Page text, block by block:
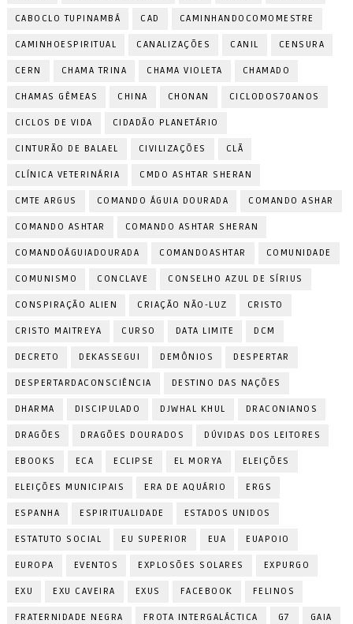
CABOCLO TUPINAMBÁ CAD CAMINHANDOCOMOMESTRE
CAMINHOESPIRITUAL CANALIZAÇÕES CANIL CENSURA
CERN CHAMA TRINA CHAMA VIOLETA CHAMADO
CHAMAS GÊMEAS CHINA CHONAN CICLODOS70ANOS
CICLOS DE VIDA CIDADÃO PLANETÁRIO
CINTURÃO DE BALAEL CIVILIZAÇÕES CLÃ
CLÍNICA VETERINÁRIA CMDO ASHTAR SHERAN
CMTE ARGUS COMANDO ÁGUIA DOURADA COMANDO ASHAR
COMANDO ASHTAR COMANDO ASHTAR SHERAN
COMANDOÁGUIADOURADA COMANDOASHTAR COMUNIDADE
COMUNISMO CONCLAVE CONSELHO AZUL DE SÍRIUS
CONSPIRAÇÃO ALIEN CRIAÇÃO NÃO-LUZ CRISTO
CRISTO MAITREYA CURSO DATA LIMITE DCM
DECRETO DEKASSEGUI DEMÔNIOS DESPERTAR
DESPERTARDACONSCIÊNCIA DESTINO DAS NAÇÕES
DHARMA DISCIPULADO DJWHAL KHUL DRACONIANOS
DRAGÕES DRAGÕES DOURADOS DÚVIDAS DOS LEITORES
EBOOKS ECA ECLIPSE EL MORYA ELEIÇÕES
ELEIÇÕES MUNICIPAIS ERA DE AQUÁRIO ERGS
ESPANHA ESPIRITUALIDADE ESTADOS UNIDOS
ESTATUTO SOCIAL EU SUPERIOR EUA EUAPOIO
EUROPA EVENTOS EXPLOSÕES SOLARES EXPURGO
EXU EXU CAVEIRA EXUS FACEBOOK FELINOS
FRATERNIDADE NEGRA FROTA INTERGALÁCTICA G7 GAIA